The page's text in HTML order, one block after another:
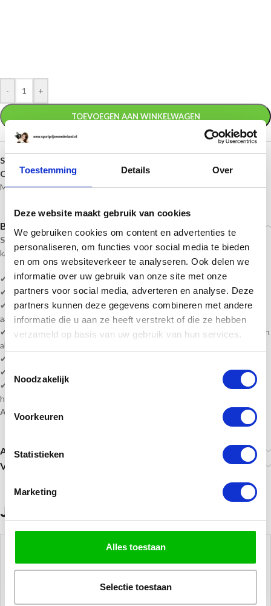
Toestemming Details Over
Deze website maakt gebruik van cookies
We gebruiken cookies om content en advertenties te
personaliseren, om functies voor social media te bieden
en om ons websiteverkeer te analyseren. Ook delen we
informatie over uw gebruik van onze site met onze
partners voor social media, adverteren en analyse. Deze
partners kunnen deze gegevens combineren met andere
informatie die u aan ze heeft verstrekt of die ze hebben
verzameld op basis van uw gebruik van hun services.
Noodzakelijk
Voorkeuren
Statistieken
Marketing
Alles toestaan
Selectie toestaan
- +
TOEVOEGEN AAN WINKELWAGEN
SKU:
Categorieën: Bronzen medailles,Gouden medailles Kleine medailles
Medailles,Zilveren medailles
Beschrijving
Sportprijzennederland.nl
kan daardoorsnel geleverdworden!
✔
Diameter is 4 cm
✔ Kleur Goud, zilver & brons
✔ Serie bestellen? vult u bijv. 1e plaats passen wij de andere medailles
aan naar 2e, 3e enz.
✔ Heeft u veel wisselende teksten, kunt u een word bestand bijvoegen
als bijlage.
✔ Levertijd? 1-4 werkdagen of in overleg!
✔ Levering volledig gemonteerd!
✔
Gratistekstverwerking Sportafbeelding/of uw eigen afbeelding en
halslint!
Alle prijzen zijn inclusief BTW, tekst en monteren!
Aanvullende informatie
Verzending
Je zou ook kunnen houden van …